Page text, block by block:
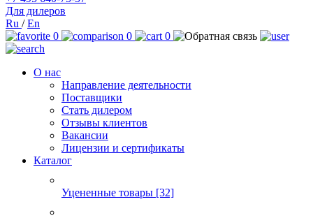
Для дилеров
Ru /En
0
0 0
О нас
Направление деятельности
Поставщики
Стать дилером
Отзывы клиентов
Вакансии
Лицензии и сертификаты
Каталог
Уцененные товары [32]